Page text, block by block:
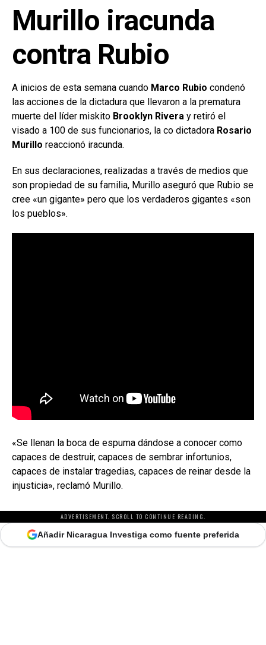
Murillo iracunda
contra Rubio
A inicios de esta semana cuando Marco Rubio condenó
las acciones de la dictadura que llevaron a la prematura
muerte del líder miskito Brooklyn Rivera y retiró el
visado a 100 de sus funcionarios, la co dictadora Rosario
Murillo reaccionó iracunda.
En sus declaraciones, realizadas a través de medios que
son propiedad de su familia, Murillo aseguró que Rubio se
cree «un gigante» pero que los verdaderos gigantes «son
los pueblos».
«Se llenan la boca de espuma dándose a conocer como
capaces de destruir, capaces de sembrar infortunios,
capaces de instalar tragedias, capaces de reinar desde la
injusticia», reclamó Murillo.
ADVERTISEMENT. SCROLL TO CONTINUE READING.
Añadir Nicaragua Investiga como fuente preferida